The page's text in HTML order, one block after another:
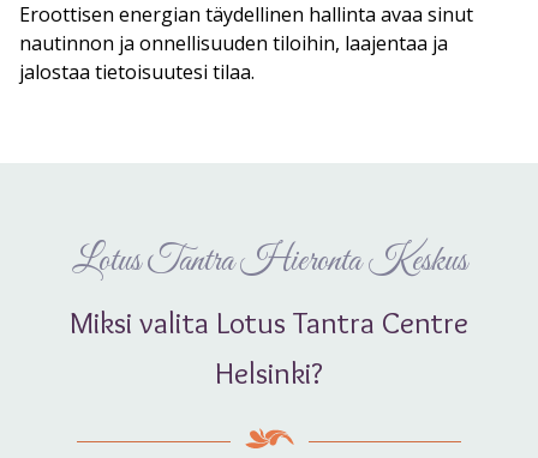
Eroottisen energian täydellinen hallinta avaa sinut
nautinnon ja onnellisuuden tiloihin, laajentaa ja
jalostaa tietoisuutesi tilaa.
Lotus Tantra Hieronta Keskus
Miksi valita Lotus Tantra Centre
Helsinki?